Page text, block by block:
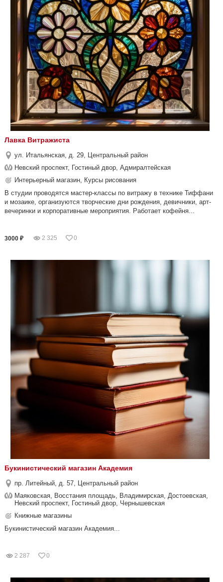
Лавка Витражиста
ул. Итальянская, д. 29, Центральный район
Невский проспект, Гостиный двор, Адмиралтейская
Интерьерный магазин, Курсы рисования
В студии проводятся мастер-классы по витражу в технике Тиффани
и мозаике, организуются творческие дни рождения, девичники, арт-
вечеринки и корпоративные мероприятия. Работает кофейня...
3000 ₽ 2 325 0
Букинистический магазин Академия
пр. Литейный, д. 57, Центральный район
Маяковская, Восстания площадь, Владимирская, Достоевская,
Невский проспект, Гостиный двор, Чернышевская
Книжные магазины
Букинистический магазин Академия...
2 287 0